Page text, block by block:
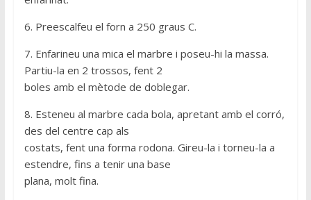
6. Preescalfeu el forn a 250 graus C.
7. Enfarineu una mica el marbre i poseu-hi la massa.
Partiu-la en 2 trossos, fent 2
boles amb el mètode de doblegar.
8. Esteneu al marbre cada bola, apretant amb el corró,
des del centre cap als
costats, fent una forma rodona. Gireu-la i torneu-la a
estendre, fins a tenir una base
plana, molt fina.